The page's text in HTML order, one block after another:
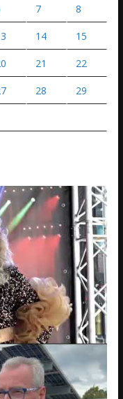
7 8
14 15
21 22
28 29